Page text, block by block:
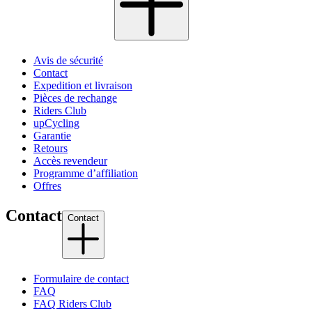
Avis de sécurité
Contact
Expedition et livraison
Pièces de rechange
Riders Club
upCycling
Garantie
Retours
Accès revendeur
Programme d’affiliation
Offres
Contact Contact
Formulaire de contact
FAQ
FAQ Riders Club